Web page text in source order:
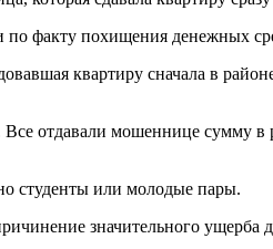
факту похищения денежных
квартиру сначала в
отдавали мошеннице сумму в
студенты или молодые пары.
значительного ущерба